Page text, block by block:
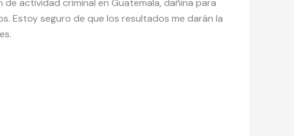
de actividad criminal en Guatemala, dañina para
Estoy seguro de que los resultados me darán la